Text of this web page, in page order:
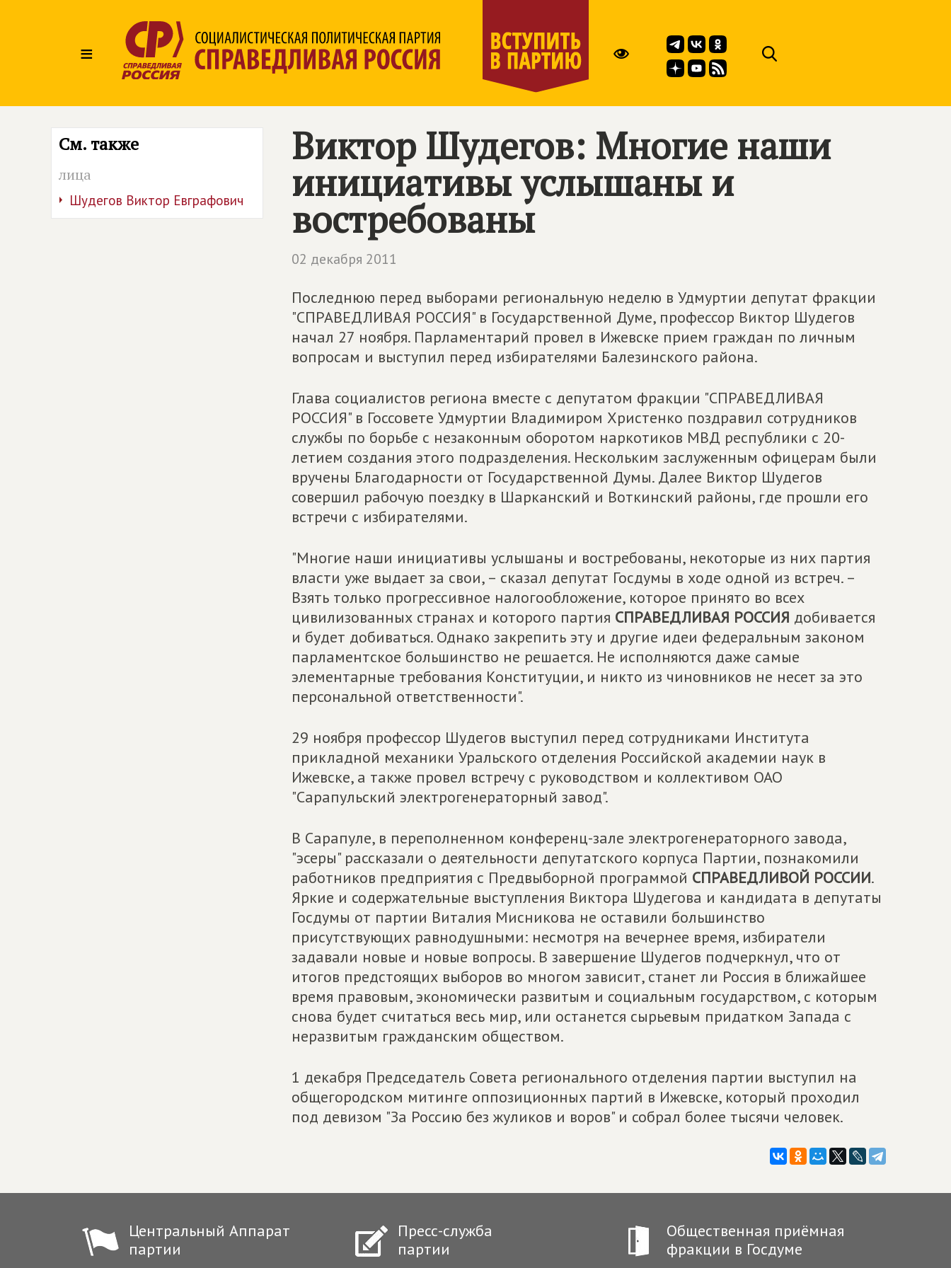
≡
См. также
лица
Шудегов Виктор Евграфович
Виктор Шудегов: Многие наши
инициативы услышаны и
востребованы
02 декабря 2011
Последнюю перед выборами региональную неделю в Удмуртии депутат фракции
"СПРАВЕДЛИВАЯ РОССИЯ" в Государственной Думе, профессор Виктор Шудегов
начал 27 ноября. Парламентарий провел в Ижевске прием граждан по личным
вопросам и выступил перед избирателями Балезинского района.
Глава социалистов региона вместе с депутатом фракции "СПРАВЕДЛИВАЯ
РОССИЯ" в Госсовете Удмуртии Владимиром Христенко поздравил сотрудников
службы по борьбе с незаконным оборотом наркотиков МВД республики с 20-
летием создания этого подразделения. Нескольким заслуженным офицерам были
вручены Благодарности от Государственной Думы. Далее Виктор Шудегов
совершил рабочую поездку в Шарканский и Воткинский районы, где прошли его
встречи с избирателями.
"Многие наши инициативы услышаны и востребованы, некоторые из них партия
власти уже выдает за свои, – сказал депутат Госдумы в ходе одной из встреч. –
Взять только прогрессивное налогообложение, которое принято во всех
цивилизованных странах и которого партия СПРАВЕДЛИВАЯ РОССИЯ добивается
и будет добиваться. Однако закрепить эту и другие идеи федеральным законом
парламентское большинство не решается. Не исполняются даже самые
элементарные требования Конституции, и никто из чиновников не несет за это
персональной ответственности".
29 ноября профессор Шудегов выступил перед сотрудниками Института
прикладной механики Уральского отделения Российской академии наук в
Ижевске, а также провел встречу с руководством и коллективом ОАО
"Сарапульский электрогенераторный завод".
В Сарапуле, в переполненном конференц-зале электрогенераторного завода,
"эсеры" рассказали о деятельности депутатского корпуса Партии, познакомили
работников предприятия с Предвыборной программой СПРАВЕДЛИВОЙ РОССИИ.
Яркие и содержательные выступления Виктора Шудегова и кандидата в депутаты
Госдумы от партии Виталия Мисникова не оставили большинство
присутствующих равнодушными: несмотря на вечернее время, избиратели
задавали новые и новые вопросы. В завершение Шудегов подчеркнул, что от
итогов предстоящих выборов во многом зависит, станет ли Россия в ближайшее
время правовым, экономически развитым и социальным государством, с которым
снова будет считаться весь мир, или останется сырьевым придатком Запада с
неразвитым гражданским обществом.
1 декабря Председатель Совета регионального отделения партии выступил на
общегородском митинге оппозиционных партий в Ижевске, который проходил
под девизом "За Россию без жуликов и воров" и собрал более тысячи человек.
Центральный Аппарат
партии
Пресс-служба
партии
Общественная приёмная
фракции в Госдуме